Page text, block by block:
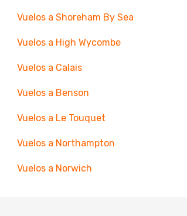
Vuelos a Shoreham By Sea
Vuelos a High Wycombe
Vuelos a Calais
Vuelos a Benson
Vuelos a Le Touquet
Vuelos a Northampton
Vuelos a Norwich